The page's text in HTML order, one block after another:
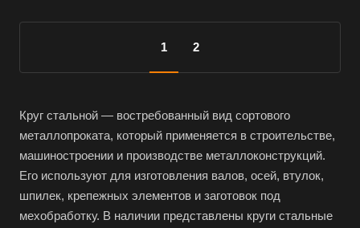
1 2
Круг стальной — востребованный вид сортового
металлопроката, который применяется в строительстве,
машиностроении и производстве металлоконструкций.
Его используют для изготовления валов, осей, втулок,
шпилек, крепежных элементов и заготовок под
мехобработку. В наличии представлены круги стальные